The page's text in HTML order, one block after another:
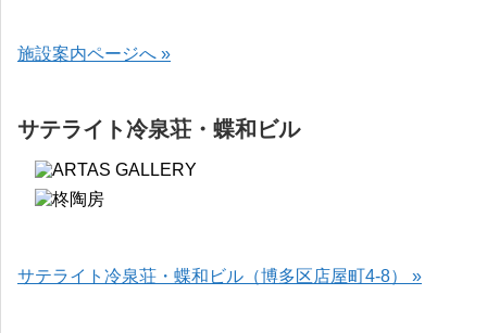
施設案内ページへ »
サテライト冷泉荘・蝶和ビル
サテライト冷泉荘・蝶和ビル（博多区店屋町4-8） »